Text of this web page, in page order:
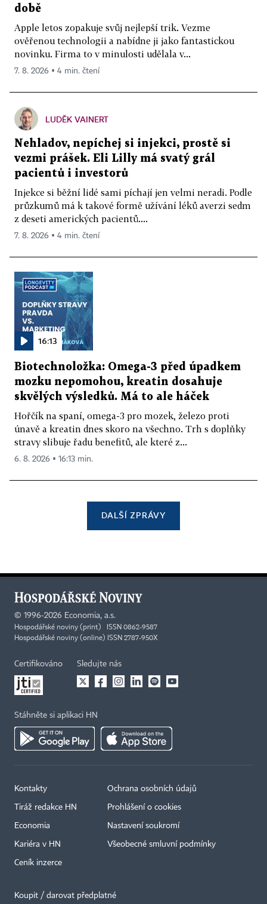
době
Apple letos zopakuje svůj nejlepší trik. Vezme
ověřenou technologii a nabídne ji jako fantastickou
novinku. Firma to v minulosti udělala v...
7. 8. 2026 ▪ 4 min. čtení
LUDĚK VAINERT
Nehladov, nepíchej si injekci, prostě si
vezmi prášek. Eli Lilly má svatý grál
pacientů i investorů
Injekce si běžní lidé sami píchají jen velmi neradi. Podle
průzkumů má k takové formě užívání léků averzi sedm
z deseti amerických pacientů....
7. 8. 2026 ▪ 4 min. čtení
16:13
Biotechnoložka: Omega-3 před úpadkem
mozku nepomohou, kreatin dosahuje
skvělých výsledků. Má to ale háček
Hořčík na spaní, omega-3 pro mozek, železo proti
únavě a kreatin dnes skoro na všechno. Trh s doplňky
stravy slibuje řadu benefitů, ale které z...
6. 8. 2026 ▪ 16:13 min.
DALŠÍ ZPRÁVY
© 1996-2026 Economia, a.s.
Hospodářské noviny (print) ISSN 0862-9587
Hospodářské noviny (online) ISSN 2787-950X
Certifikováno Sledujte nás
Stáhněte si aplikaci HN
Kontakty
Tiráž redakce HN
Economia
Kariéra v HN
Ceník inzerce
Ochrana osobních údajů
Prohlášení o cookies
Nastavení soukromí
Všeobecné smluvní podmínky
Koupit / darovat předplatné